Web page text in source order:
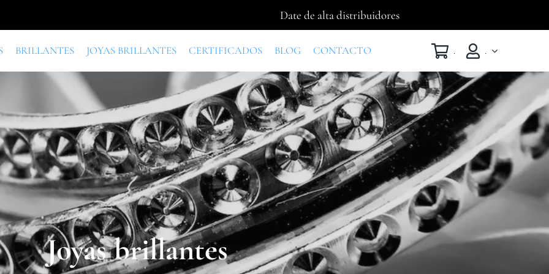
Date de alta distribuidores
BRILLANTES JOYAS BRILLANTES CERTIFICADOS BLOG CONTACTO . .
Joyas brillantes